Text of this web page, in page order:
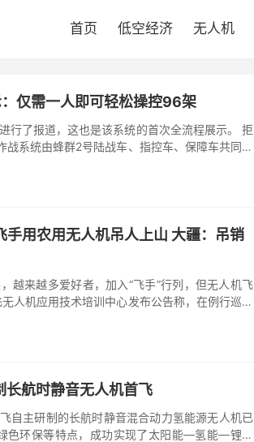
首页 低空经济 无人机
仅需一人即可轻松操控96架
行了报道，这也是该系统的首次全流程展示。 拒
战系统由蜂群2号陆战车、指控车、保障车共同构
用农用无人机吊人上山 大疆：吊销
越来越多爱好者，加入“飞手”行列，但无人机飞
人机应用技术培训中心发布公告称，在例行巡查
航时静音无人机首飞
自主研制的长航时静音混合动力氢能源无人机已
色环保等特点，成功实现了太阳能—氢能—锂电